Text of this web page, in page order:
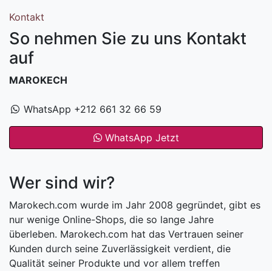
Kontakt
So nehmen Sie zu uns Kontakt
auf
MAROKECH
WhatsApp +212 661 32 66 59
WhatsApp Jetzt
Wer sind wir?
Marokech.com wurde im Jahr 2008 gegründet, gibt es
nur wenige Online-Shops, die so lange Jahre
überleben. Marokech.com hat das Vertrauen seiner
Kunden durch seine Zuverlässigkeit verdient, die
Qualität seiner Produkte und vor allem treffen